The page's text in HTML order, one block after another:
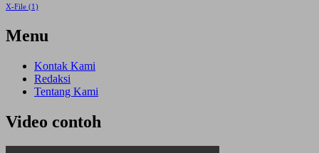
X-File (1)
Menu
Kontak Kami
Redaksi
Tentang Kami
Video contoh